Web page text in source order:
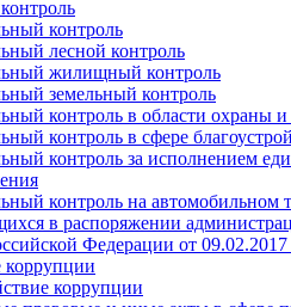
контроль
лесной контроль
жилищный контроль
земельный контроль
контроль в области охраны
контроль в сфере
контроль за исполнением
контроль на автомобильном
в распоряжении
Федерации от
коррупции
коррупции